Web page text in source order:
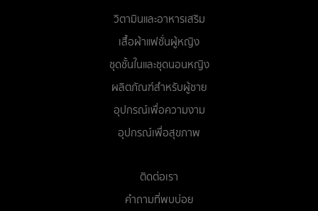
วิตามินและอาหารเสริม
เสื้อผ้าแฟชั่นผู้หญิง
ชุดชั้นในและชุดนอนหญิง
ผลิตภัณฑ์สำหรับผู้ชาย
อุปกรณ์เพื่อความงาม
อุปกรณ์เพื่อสุขภาพ
ติดต่อเรา
คำถามที่พบบ่อย